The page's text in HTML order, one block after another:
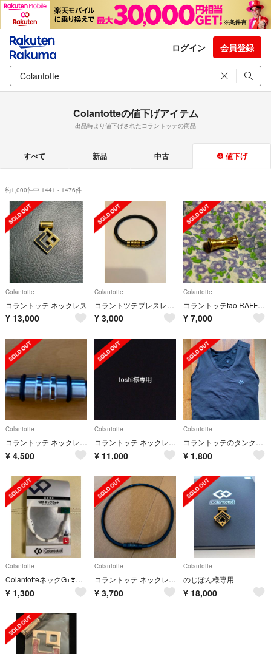
ログイン 会員登録
Colantotteの値下げアイテム
出品時より値下げされたコラントッテの商品
すべて 新品 中古 値下げ
約1,000件中 1441 - 1476件
Colantotte
コラントッテ ネックレス
¥ 13,000
Colantotte
コラントツテブレスレット
¥ 3,000
Colantotte
コラントッテtao RAFFI (トップのみ)
¥ 7,000
Colantotte
コラントッテ ネックレス クレスト⭐︎正規品⭐︎
¥ 4,500
Colantotte
コラントッテ ネックレス TAO AURA レッドラメ
¥ 11,000
Colantotte
コラントッテのタンクトップ ブラック M
¥ 1,800
Colantotte
ColantotteネックG+❣️UVER MAN様❣️専用
¥ 1,300
Colantotte
コラントッテ ネックレス クレスト⭐︎正規品⭐︎
¥ 3,700
Colantotte
のじぽん様専用
¥ 18,000